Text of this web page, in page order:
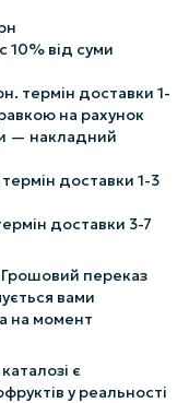
10% від суми
термін доставки 1-
на рахунок
— накладний
доставки 1-3
доставки 3-7
Грошовий переказ
вами
на момент
є
у реальності